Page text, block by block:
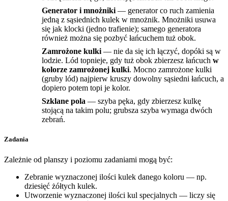
Generator i mnożniki — generator co ruch zamienia
jedną z sąsiednich kulek w mnożnik. Mnożniki usuwa
się jak klocki (jedno trafienie); samego generatora
również można się pozbyć łańcuchem tuż obok.
Zamrożone kulki — nie da się ich łączyć, dopóki są w
lodzie. Lód topnieje, gdy tuż obok zbierzesz łańcuch w
kolorze zamrożonej kulki. Mocno zamrożone kulki
(gruby lód) najpierw kruszy dowolny sąsiedni łańcuch, a
dopiero potem topi je kolor.
Szklane pola — szyba pęka, gdy zbierzesz kulkę
stojącą na takim polu; grubsza szyba wymaga dwóch
zebrań.
Zadania
Zależnie od planszy i poziomu zadaniami mogą być:
Zebranie wyznaczonej ilości kulek danego koloru — np.
dziesięć żółtych kulek.
Utworzenie wyznaczonej ilości kul specjalnych — liczy się